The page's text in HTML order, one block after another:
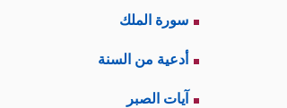
سورة الملك
أدعية من السنة
آيات الصبر